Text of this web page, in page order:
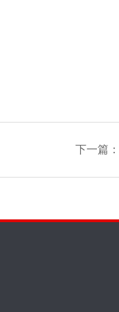
下一篇：